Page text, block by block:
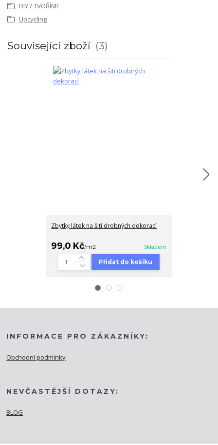
DIY / TVOŘÍME
Upcycling
Související zboží 3
Zbytky látek na šití drobných dekorací
99,0 Kč/m2 Skladem
Přidat do košíku
INFORMACE PRO ZÁKAZNÍKY:
Obchodní podmínky
NEVČASTĚJŠÍ DOTAZY:
BLOG